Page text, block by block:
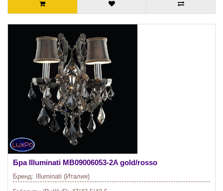
Бра Illuminati MB09006053-2A gold/rosso
Бренд: Illuminati (Италия)